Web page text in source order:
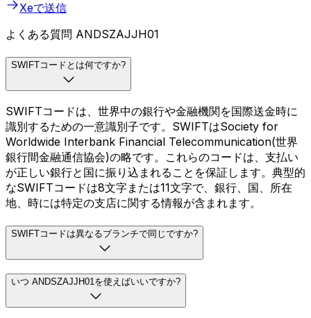
Xeで送信
よくある質問 ANDSZAJJH01
SWIFTコードとは何ですか?
SWIFTコードは、世界中の銀行や金融機関を国際送金時に
識別するための一意識別子です。SWIFTはSociety for
Worldwide Interbank Financial Telecommunication(世界
銀行間金融通信協会)の略です。これらのコードは、支払い
が正しい銀行と国に振り込まれることを保証します。典型的
なSWIFTコードは8文字または11文字で、銀行、国、所在
地、時には特定の支店に関する情報が含まれます。
SWIFTコードは異なるブランチで同じですか?
いつ ANDSZAJJH01を使えばいいですか?